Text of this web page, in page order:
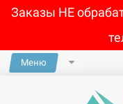
Заказы НЕ
Меню